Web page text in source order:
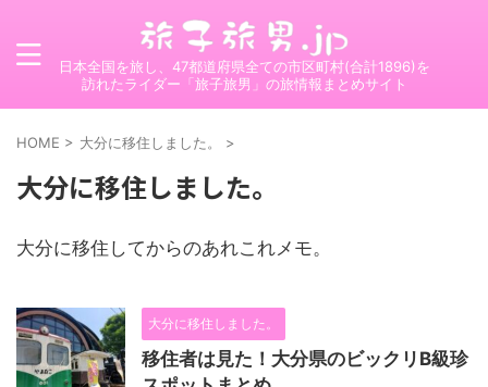
日本全国を旅し、47都道府県全ての市区町村(合計1896)を
訪れたライダー「旅子旅男」の旅情報まとめサイト
HOME > 大分に移住しました。 >
大分に移住しました。
大分に移住してからのあれこれメモ。
大分に移住しました。
移住者は見た！大分県のビックリB級珍